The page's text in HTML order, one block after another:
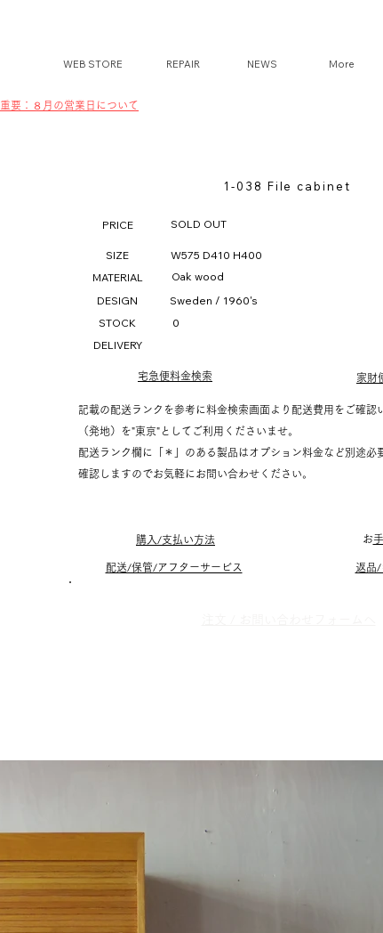
WEB STORE REPAIR NEWS More
​​重要：８月の営業日について
1-038 File cabinet
PRICE SOLD OUT
SIZE
MATERIAL
W575 D410 H400
Oak wood
DESIGN
STOCK
DELIVERY
Sweden / 1960's
0
宅急便料金検索 家財
記載の配送ランクを参考に料金検索画面より配送費用をご確認
（発地）を"東京"としてご利用くださいませ。
配送ランク欄に「＊」のある製品はオプション料金など別途必
確認しますのでお気軽にお問い合わせください。
購入/支払い方法 ​
配送/保管/アフターサービス 返品/